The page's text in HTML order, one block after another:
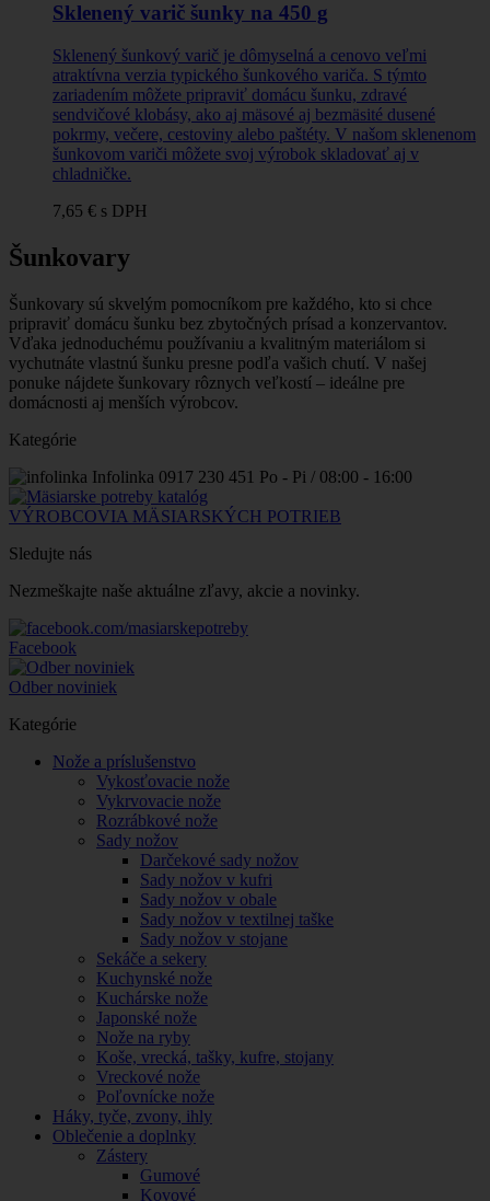
Sklenený varič šunky na 450 g
Sklenený šunkový varič je dômyselná a cenovo veľmi
atraktívna verzia typického šunkového variča. S týmto
zariadením môžete pripraviť domácu šunku, zdravé
sendvičové klobásy, ako aj mäsové aj bezmäsité dusené
pokrmy, večere, cestoviny alebo paštéty. V našom sklenenom
šunkovom variči môžete svoj výrobok skladovať aj v
chladničke.
7,65 € s DPH
Šunkovary
Šunkovary sú skvelým pomocníkom pre každého, kto si chce
pripraviť domácu šunku bez zbytočných prísad a konzervantov.
Vďaka jednoduchému používaniu a kvalitným materiálom si
vychutnáte vlastnú šunku presne podľa vašich chutí. V našej
ponuke nájdete šunkovary rôznych veľkostí – ideálne pre
domácnosti aj menších výrobcov.
Kategórie
Infolinka 0917 230 451 Po - Pi / 08:00 - 16:00
VÝROBCOVIA MÄSIARSKÝCH POTRIEB
Sledujte nás
Nezmeškajte naše aktuálne zľavy, akcie a novinky.
Facebook
Odber noviniek
Kategórie
Nože a príslušenstvo
Vykosťovacie nože
Vykrvovacie nože
Rozrábkové nože
Sady nožov
Darčekové sady nožov
Sady nožov v kufri
Sady nožov v obale
Sady nožov v textilnej taške
Sady nožov v stojane
Sekáče a sekery
Kuchynské nože
Kuchárske nože
Japonské nože
Nože na ryby
Koše, vrecká, tašky, kufre, stojany
Vreckové nože
Poľovnícke nože
Háky, tyče, zvony, ihly
Oblečenie a doplnky
Zástery
Gumové
Kovové